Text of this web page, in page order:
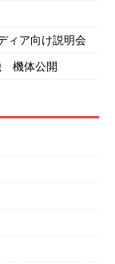
ィア向け説明会
機体公開